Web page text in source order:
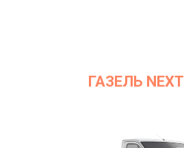
ГАЗЕЛЬ NEXT